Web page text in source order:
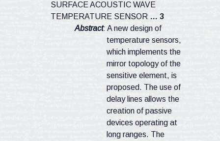
SURFACE ACOUSTIC WAVE
TEMPERATURE SENSOR … 3
Abstract: A new design of
temperature sensors,
which implements the
mirror topology of the
sensitive element, is
proposed. The use of
delay lines allows the
creation of passive
devices operating at
long ranges. The